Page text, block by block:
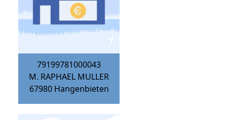
79199781000043
M. RAPHAEL MULLER
67980 Hangenbieten